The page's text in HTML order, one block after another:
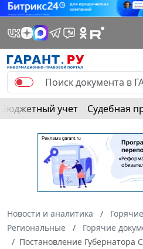
Бюджетный учет Судебная
Новости и аналитика
Региональные
Горячие
Постановление Губернатора